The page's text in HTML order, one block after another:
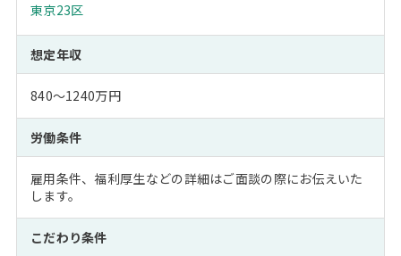
東京23区
想定年収
840～1240万円
労働条件
雇用条件、福利厚生などの詳細はご面談の際にお伝えいた
します。
こだわり条件